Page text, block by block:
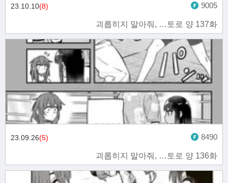
괴롭히지 말아줘, …토로 양 137화
23.10.10(8) 9005
괴롭히지 말아줘, …토로 양 136화
23.09.26(5) 8490